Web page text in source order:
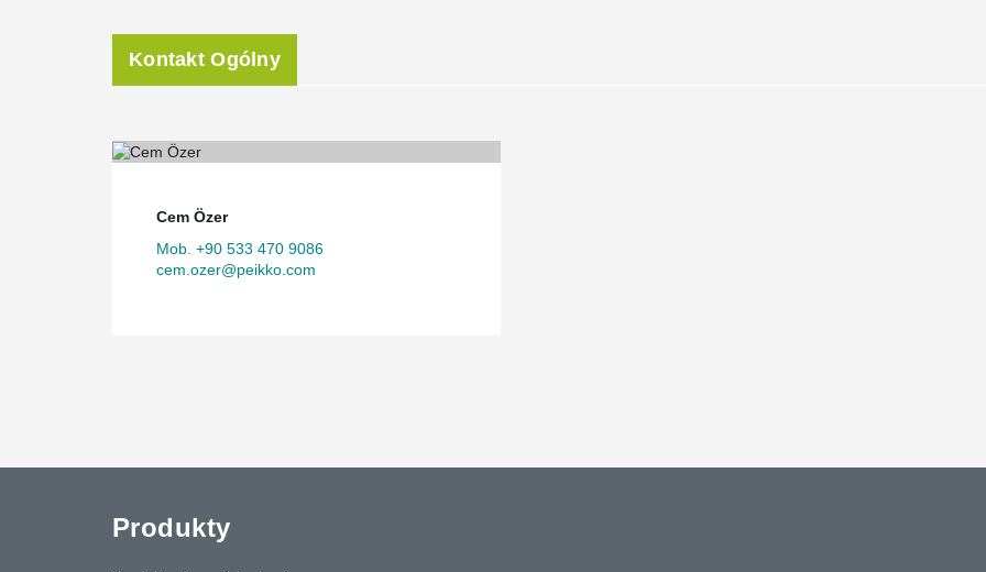
Kontakt Ogólny
Cem Özer
Mob. +90 533 470 9086
cem.ozer@peikko.com
Produkty